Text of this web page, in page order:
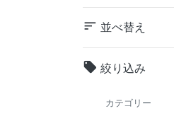
sort 並べ替え
local_offer 絞り込み
カテゴリー